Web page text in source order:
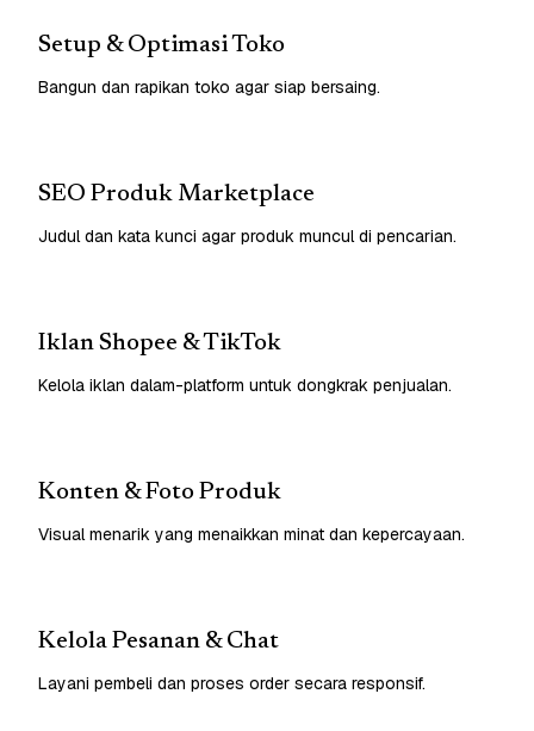
Setup & Optimasi Toko
Bangun dan rapikan toko agar siap bersaing.
SEO Produk Marketplace
Judul dan kata kunci agar produk muncul di pencarian.
Iklan Shopee & TikTok
Kelola iklan dalam-platform untuk dongkrak penjualan.
Konten & Foto Produk
Visual menarik yang menaikkan minat dan kepercayaan.
Kelola Pesanan & Chat
Layani pembeli dan proses order secara responsif.